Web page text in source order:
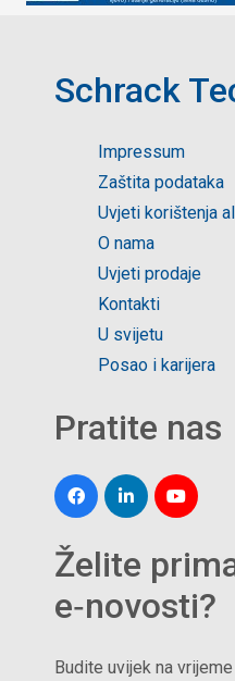
Schrack
Impressum
Zaštita podataka
Uvjeti korištenja
O nama
Uvjeti prodaje
Kontakti
U svijetu
Posao i karijera
Pratite nas
Želite
e‑novosti?
Budite uvijek na